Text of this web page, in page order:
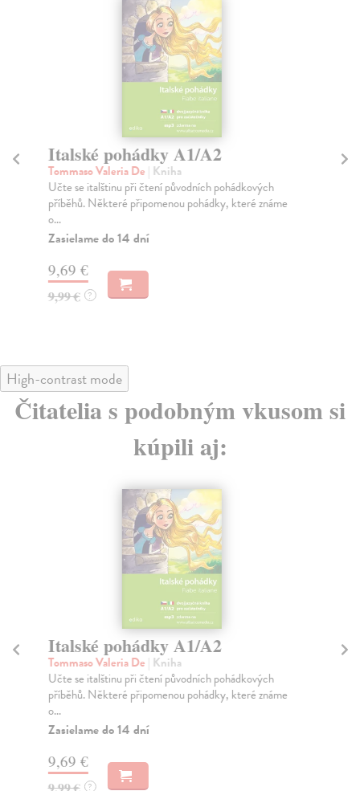
Italské pohádky A1/A2
Tommaso Valeria De | Kniha
Učte se italštinu při čtení původních pohádkových
příběhů. Některé připomenou pohádky, které známe
o...
Zasielame do 14 dní
9,69 €
9,99 € ?
High-contrast mode
Čitatelia s podobným vkusom si
kúpili aj:
Italské pohádky A1/A2
Tommaso Valeria De | Kniha
Učte se italštinu při čtení původních pohádkových
příběhů. Některé připomenou pohádky, které známe
o...
Zasielame do 14 dní
9,69 €
?